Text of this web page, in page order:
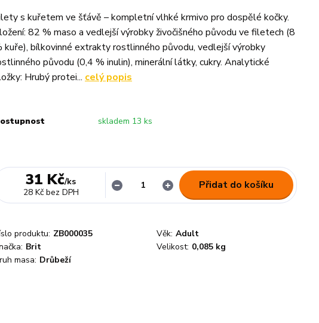
s kuřetem ve šťávě – kompletní vlhké krmivo pro dospělé kočky.
82 % maso a vedlejší výrobky živočišného původu ve filetech (8
kuře), bílkovinné extrakty rostlinného původu, vedlejší výrobky
původu (0,4 % inulin), minerální látky, cukry. Analytické
Hrubý protei... celý popis
skladem 13 ks
31 Kč/ks
28 Kč bez DPH
Přidat do košíku
produktu: ZB000035 Věk: Adult
Brit Velikost: 0,085 kg
masa: Drůbeží